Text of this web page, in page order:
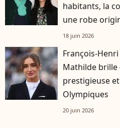
habitants, la
une robe
française
18 juin 2026
François-
Mathilde brille
prestigieuse
Olympiques
20 juin 2026